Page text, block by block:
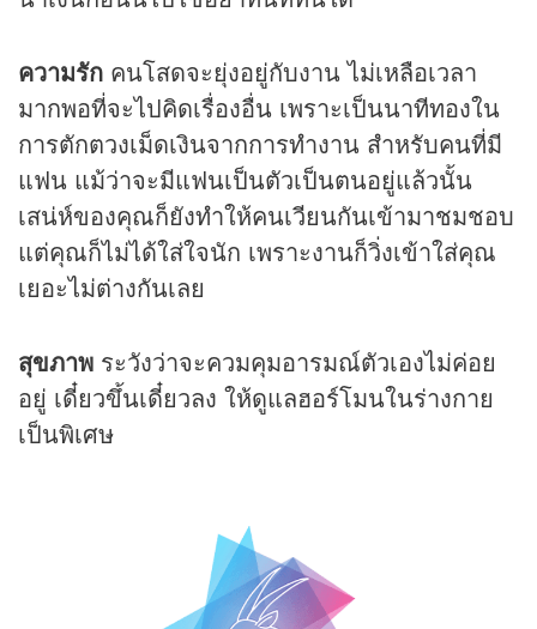
ความรัก คนโสดจะยุ่งอยู่กับงาน ไม่เหลือเวลา
มากพอที่จะไปคิดเรื่องอื่น เพราะเป็นนาทีทองใน
การตักตวงเม็ดเงินจากการทำงาน สำหรับคนที่มี
แฟน แม้ว่าจะมีแฟนเป็นตัวเป็นตนอยู่แล้วนั้น
เสน่ห์ของคุณก็ยังทำให้คนเวียนกันเข้ามาชมชอบ
แต่คุณก็ไม่ได้ใส่ใจนัก เพราะงานก็วิ่งเข้าใส่คุณ
เยอะไม่ต่างกันเลย
สุขภาพ ระวังว่าจะควมคุมอารมณ์ตัวเองไม่ค่อย
อยู่ เดี๋ยวขึ้นเดี๋ยวลง ให้ดูแลฮอร์โมนในร่างกาย
เป็นพิเศษ